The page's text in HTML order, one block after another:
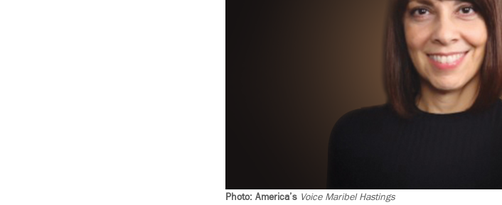
Photo: America’s Voice Maribel Hastings